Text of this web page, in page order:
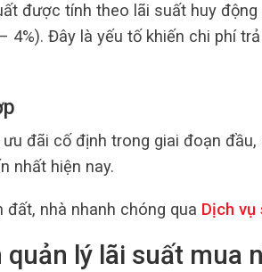
được tính theo lãi suất huy
4%). Đây là yếu tố khiến chi phí
đãi cố định trong giai đoạn
nhất hiện nay.
đất, nhà nhanh chóng qua Dịch vụ
lý lãi suất mua